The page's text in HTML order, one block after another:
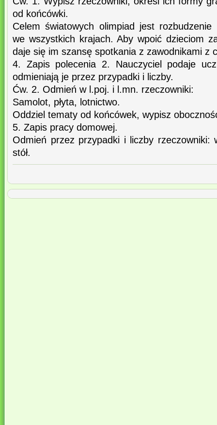
od końcówki.
Celem światowych olimpiad jest rozbudzenie
we wszystkich krajach. Aby wpoić dzieciom
daje się im szansę spotkania z zawodnikami z
4. Zapis polecenia 2. Nauczyciel podaje
odmieniają je przez przypadki i liczby.
Ćw. 2. Odmień w l.poj. i l.mn. rzeczowniki:
Samolot, płyta, lotnictwo.
Oddziel tematy od końcówek, wypisz
5. Zapis pracy domowej.
Odmień przez przypadki i liczby rzeczowniki:
stół.